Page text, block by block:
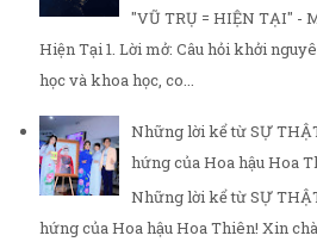
"VŨ TRỤ = HIỆN TẠI" -
Hiện Tại 1. Lời mở: Câu hỏi khởi
học và khoa học, co...
Những lời kể từ SỰ
hứng của Hoa hậu Hoa
Những lời kể từ SỰ
hứng của Hoa hậu Hoa Thiên! Xin